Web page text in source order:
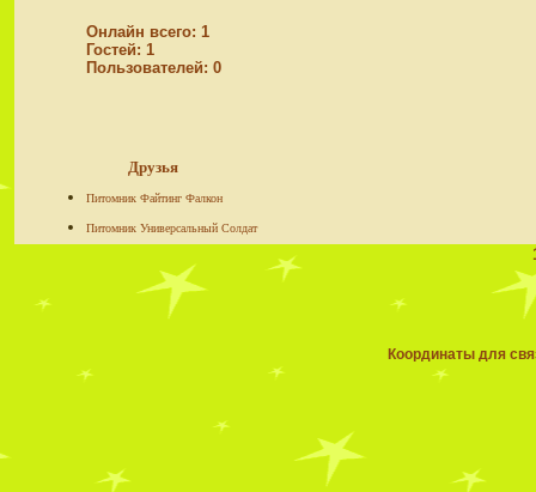
Онлайн всего: 1
Гостей: 1
Пользователей: 0
Друзья
Питомник Файтинг Фалкон
Питомник Универсальный Солдат
Координаты для